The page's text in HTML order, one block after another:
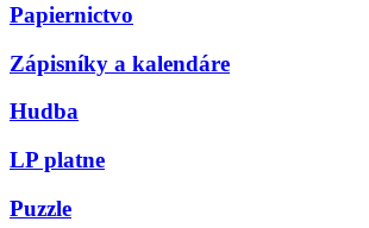
Papiernictvo
Zápisníky a kalendáre
Hudba
LP platne
Puzzle